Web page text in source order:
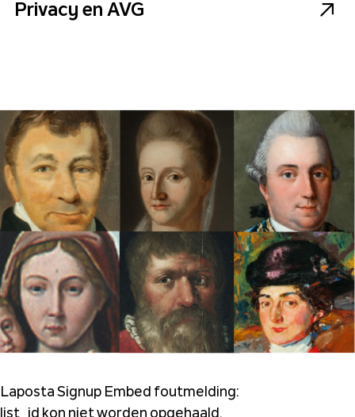
Privacy en AVG
Laposta Signup Embed foutmelding:
list_id kon niet worden opgehaald.